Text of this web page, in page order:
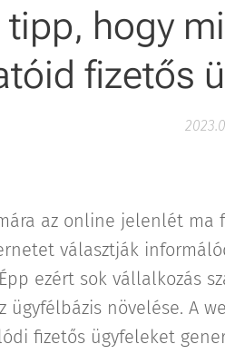
tipp, hogy
fizetős
az online jelenlét
választják
ezért sok vállalkozás
ügyfélbázis növelése. A
fizetős ügyfeleket